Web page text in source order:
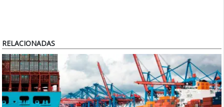
RELACIONADAS